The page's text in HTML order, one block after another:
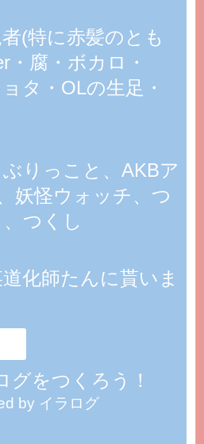
(特に赤髪のとも
・腐・ボカロ・
タ・OLの生足・
りっこと、AKBア
妖怪ウォッチ、つ
つくし
化師たんに貰いま
グをつくろう！
by イラログ